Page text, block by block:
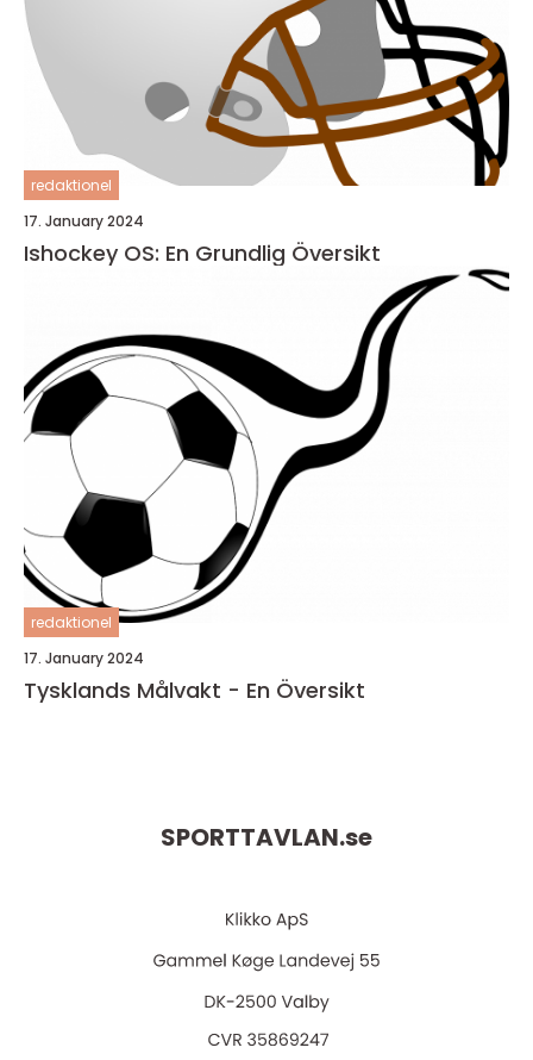
redaktionel
17. January 2024
Ishockey OS: En Grundlig Översikt
redaktionel
17. January 2024
Tysklands Målvakt - En Översikt
SPORTTAVLAN.se